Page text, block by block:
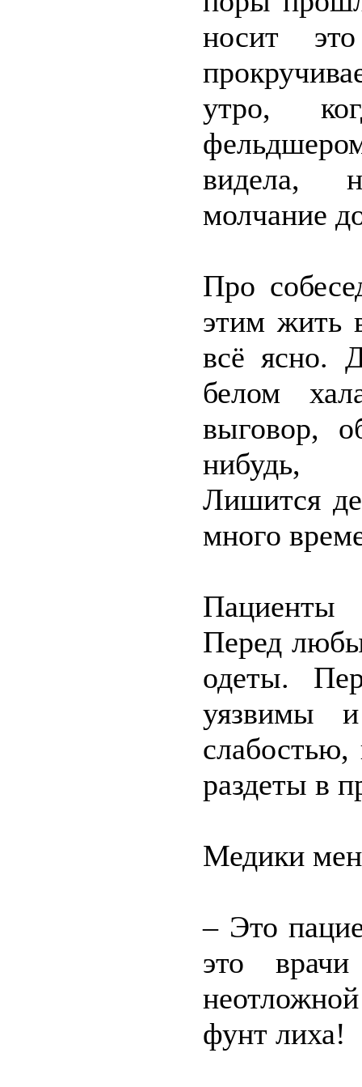
носит
утро,
видела,
молчание
Про
этим жить
всё ясно.
белом
выговор,
нибудь,
Лишится
много
Пациенты
Перед
одеты.
уязвимы
раздеты в
Медики
– Это
это
фунт лиха!